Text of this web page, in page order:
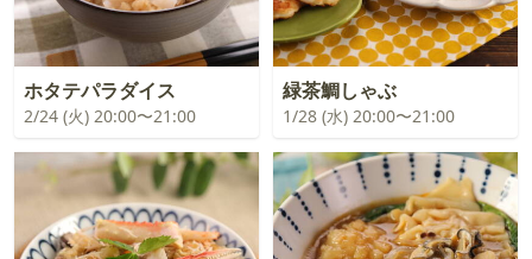
ホタテパラダイス
2/24 (火) 20:00〜21:00
緑茶鯛しゃぶ
1/28 (水) 20:00〜21:00